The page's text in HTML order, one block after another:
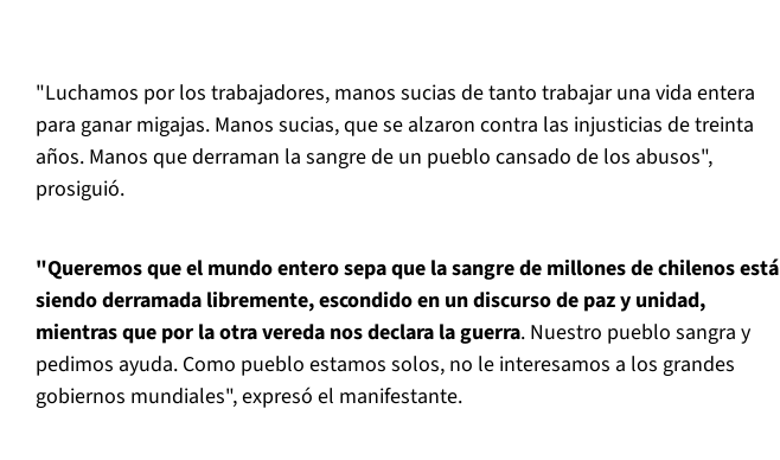
"Luchamos por los trabajadores, manos sucias de tanto trabajar una vida entera
para ganar migajas. Manos sucias, que se alzaron contra las injusticias de treinta
años. Manos que derraman la sangre de un pueblo cansado de los abusos",
prosiguió.
"Queremos que el mundo entero sepa que la sangre de millones de chilenos está
siendo derramada libremente, escondido en un discurso de paz y unidad,
mientras que por la otra vereda nos declara la guerra. Nuestro pueblo sangra y
pedimos ayuda. Como pueblo estamos solos, no le interesamos a los grandes
gobiernos mundiales", expresó el manifestante.